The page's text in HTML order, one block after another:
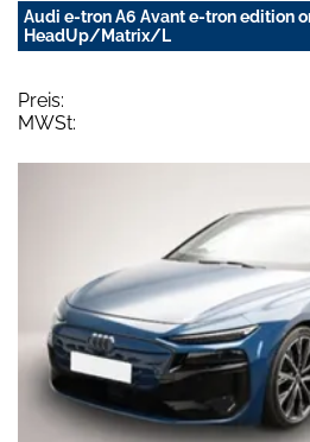
Audi e-tron A6 Avant e-tron edition
HeadUp/Matrix/L
Preis:
MWSt: